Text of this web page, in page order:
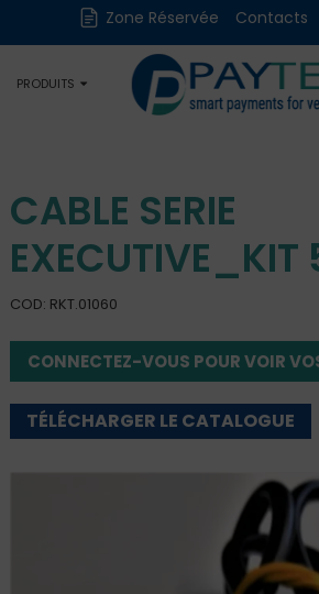
Zone Réservée Contacts
PRODUITS
Numériques
Occasions
CABLE SERIE
COD: RKT.01060
CONNECTEZ-VOUS POUR VOIR
TÉLÉCHARGER LE CATALOGUE